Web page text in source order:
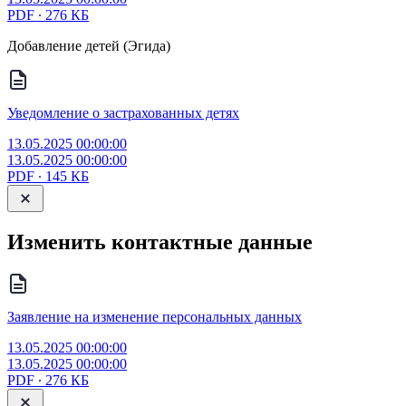
PDF ∙ 276 КБ
Добавление детей (Эгида)
Уведомление о застрахованных детях
13.05.2025 00:00:00
13.05.2025 00:00:00
PDF ∙ 145 КБ
Изменить контактные данные
Заявление на изменение персональных данных
13.05.2025 00:00:00
13.05.2025 00:00:00
PDF ∙ 276 КБ